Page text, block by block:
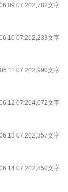
07:202,782文字
07:202,233文字
07:202,990文字
07:204,072文字
07:202,357文字
07:202,850文字